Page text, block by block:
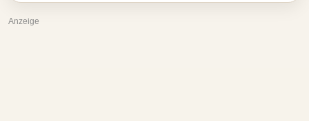
Anzeige